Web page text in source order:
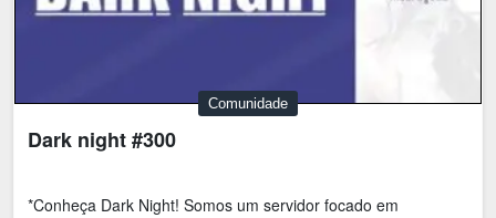
Comunidade
Dark night #300
*Conheça Dark Night! Somos um servidor focado em